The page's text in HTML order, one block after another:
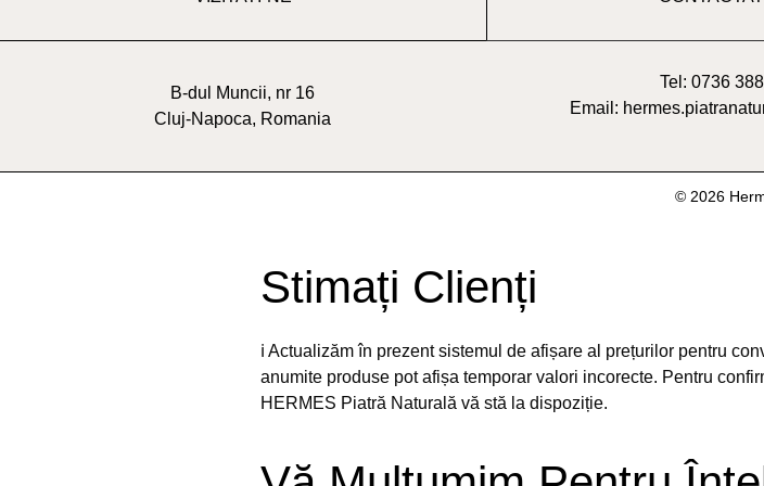
B-dul Muncii, nr 16
Cluj-Napoca, Romania
Tel: 0736
Email:
© 2026
Stimați Clienți
ℹ️ Actualizăm în prezent sistemul de afișare al prețurilor pentru
anumite produse pot afișa temporar valori incorecte. Pentru
HERMES Piatră Naturală vă stă la dispoziție.